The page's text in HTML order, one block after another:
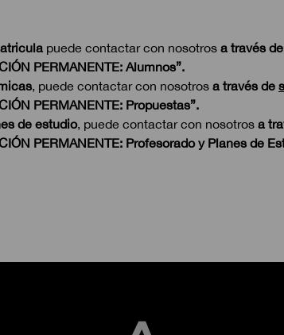
puede contactar con nosotros a través de
PERMANENTE: Alumnos”.
, puede contactar con nosotros a través de
PERMANENTE: Propuestas”.
de estudio, puede contactar con nosotros a
PERMANENTE: Profesorado y Planes de